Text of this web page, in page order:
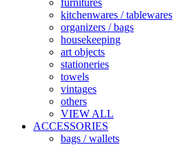
furnitures
kitchenwares / tablewares
organizers / bags
housekeeping
art objects
stationeries
towels
vintages
others
VIEW ALL
ACCESSORIES
bags / wallets